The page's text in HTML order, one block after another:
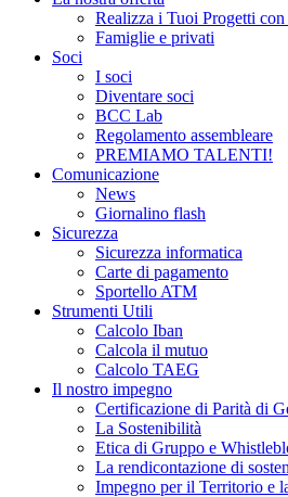
Realizza i Tuoi Progetti
Famiglie e privati
Soci
I soci
Diventare soci
BCC Lab
Regolamento assembleare
PREMIAMO TALENTI!
Comunicazione
News
Giornalino flash
Sicurezza
Sicurezza informatica
Carte di pagamento
Sportello ATM
Strumenti Utili
Calcolo Iban
Calcola il mutuo
Calcolo TAEG
Il nostro impegno
Certificazione di Parità di
La Sostenibilità
Etica di Gruppo e
La rendicontazione di
Impegno per il Territorio e